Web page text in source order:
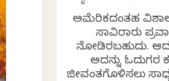
ಅಮೆರಿಕದಂತಹ ವಿಶಾಲ
ಸಾವಿರಾರು
ನೋಡಿರಬಹುದು.
ಅದನ್ನು ಓದುಗರ
ಜೀವಂತಗೊಳಿಸಲು